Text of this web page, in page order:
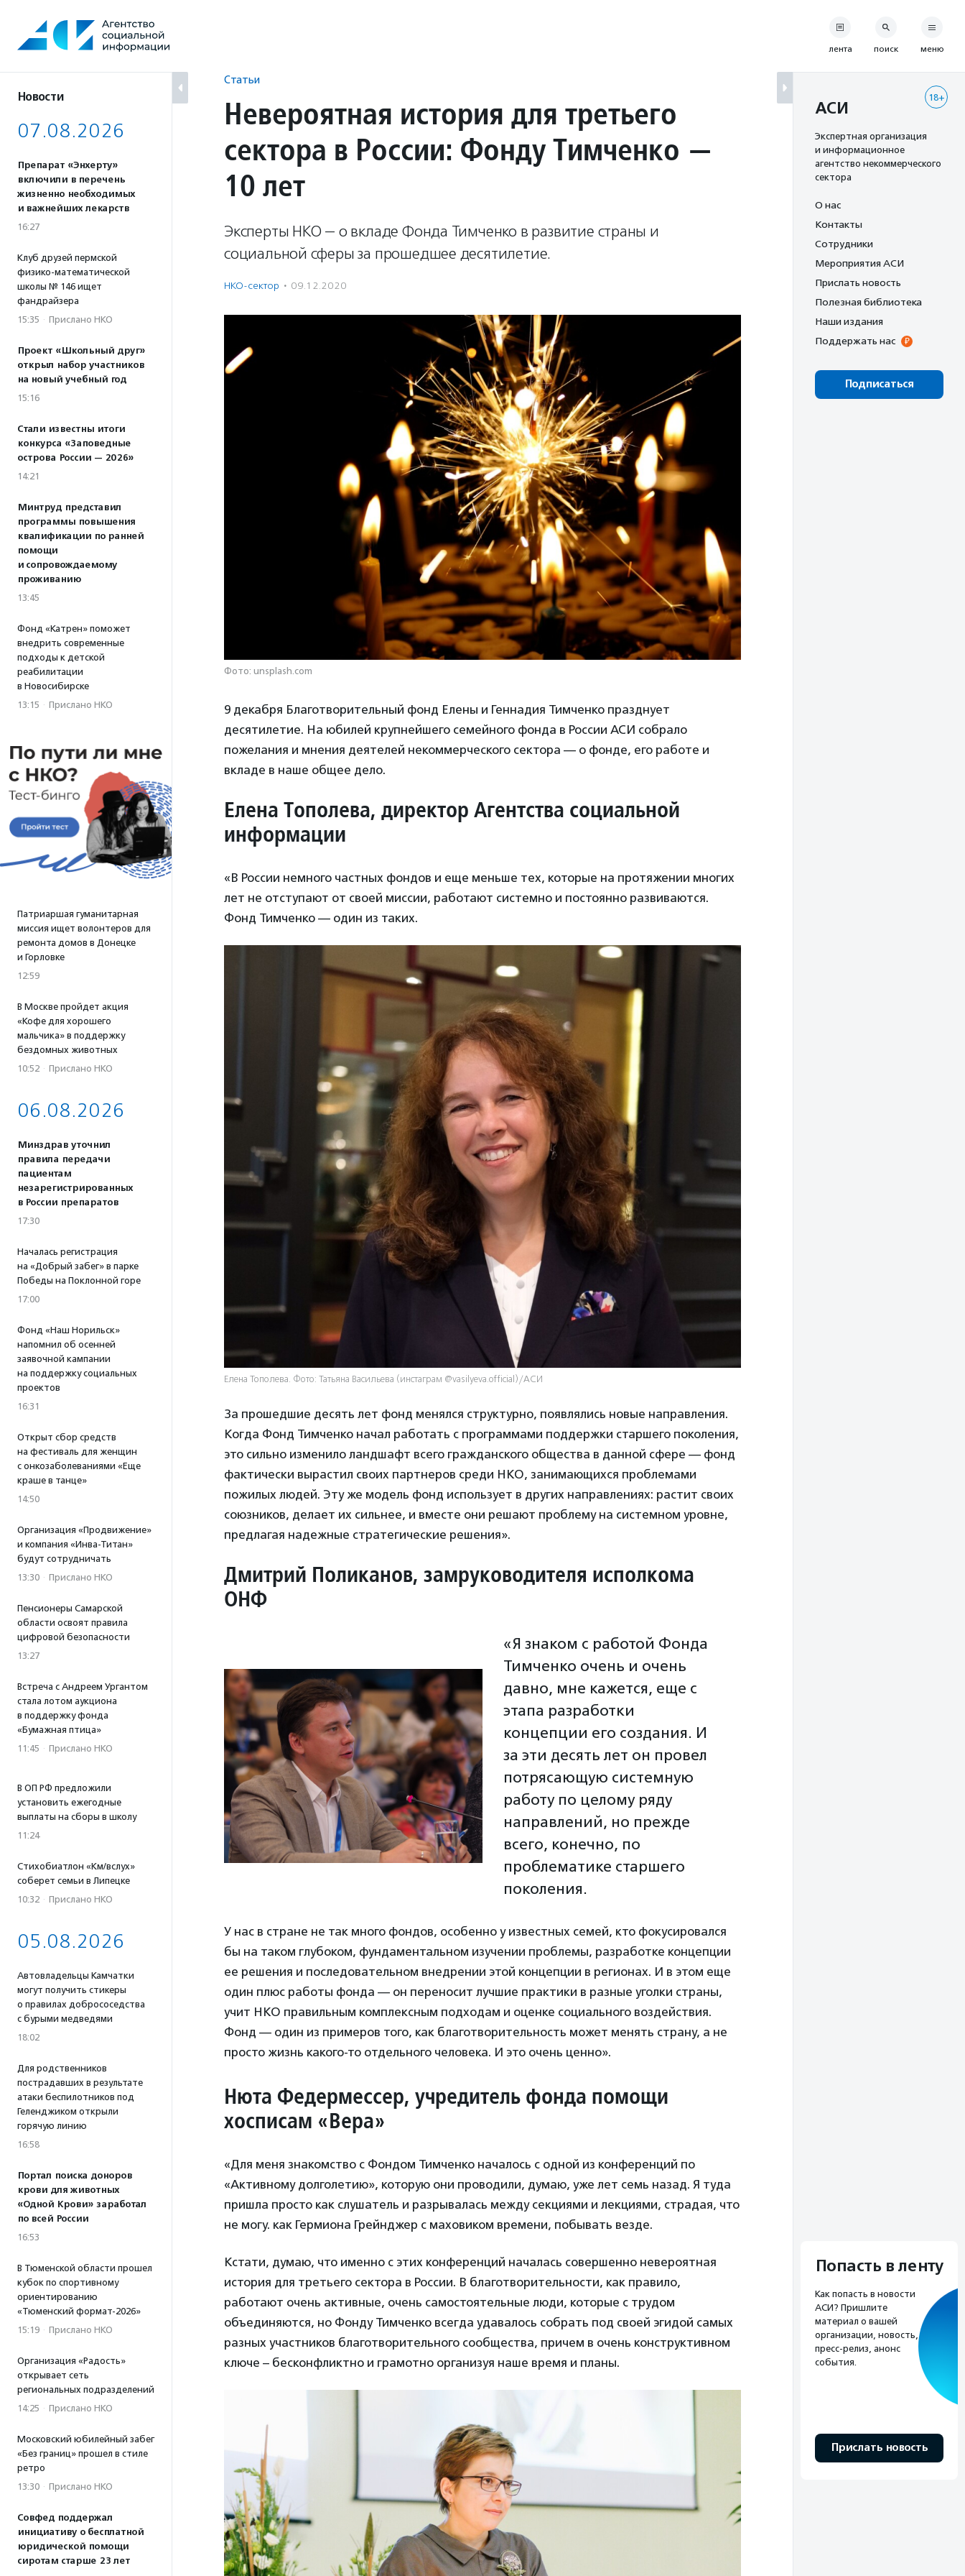
содержанию
Новости
07.08.2026
Препарат «Энхерту»
включили в перечень
жизненно необходимых
и важнейших лекарств
16:27
Клуб друзей пермской
физико-математической
школы № 146 ищет
фандрайзера
15:35 · Прислано НКО
Проект «Школьный друг»
открыл набор участников
на новый учебный год
15:16
Стали известны итоги
конкурса «Заповедные
острова России — 2026»
14:21
Минтруд представил
программы повышения
квалификации по ранней
помощи
и сопровождаемому
проживанию
13:45
Фонд «Катрен» поможет
внедрить современные
подходы к детской
реабилитации
в Новосибирске
13:15 · Прислано НКО
Патриаршая гуманитарная
миссия ищет волонтеров для
ремонта домов в Донецке
и Горловке
12:59
В Москве пройдет акция
«Кофе для хорошего
мальчика» в поддержку
бездомных животных
10:52 · Прислано НКО
06.08.2026
Минздрав уточнил
правила передачи
пациентам
незарегистрированных
в России препаратов
17:30
Началась регистрация
на «Добрый забег» в парке
Победы на Поклонной горе
17:00
Фонд «Наш Норильск»
напомнил об осенней
заявочной кампании
на поддержку социальных
проектов
16:31
Открыт сбор средств
на фестиваль для женщин
с онкозаболеваниями «Еще
краше в танце»
14:50
Организация «Продвижение»
и компания «Инва-Титан»
будут сотрудничать
13:30 · Прислано НКО
Пенсионеры Самарской
области освоят правила
цифровой безопасности
13:27
Встреча с Андреем Ургантом
стала лотом аукциона
в поддержку фонда
«Бумажная птица»
11:45 · Прислано НКО
В ОП РФ предложили
установить ежегодные
выплаты на сборы в школу
11:24
Стихобиатлон «Км/вслух»
соберет семьи в Липецке
10:32 · Прислано НКО
05.08.2026
Автовладельцы Камчатки
могут получить стикеры
о правилах добрососедства
с бурыми медведями
18:02
Для родственников
пострадавших в результате
атаки беспилотников под
Геленджиком открыли
горячую линию
16:58
Портал поиска доноров
крови для животных
«Одной Крови» заработал
по всей России
16:53
В Тюменской области прошел
кубок по спортивному
ориентированию
«Тюменский формат-2026»
15:19 · Прислано НКО
Организация «Радость»
открывает сеть
региональных подразделений
14:25 · Прислано НКО
Московский юбилейный забег
«Без границ» прошел в стиле
ретро
13:30 · Прислано НКО
Совфед поддержал
инициативу о бесплатной
юридической помощи
сиротам старше 23 лет
Статьи
Невероятная история для третьего
сектора в России: Фонду Тимченко —
10 лет
Эксперты НКО — о вкладе Фонда Тимченко в развитие страны и
социальной сферы за прошедшее десятилетие.
НКО-сектор · 09.12.2020
Фото: unsplash.com
9 декабря Благотворительный фонд Елены и Геннадия Тимченко празднует
десятилетие. На юбилей крупнейшего семейного фонда в России АСИ собрало
пожелания и мнения деятелей некоммерческого сектора — о фонде, его работе и
вкладе в наше общее дело.
Елена Тополева, директор Агентства социальной
информации
«В России немного частных фондов и еще меньше тех, которые на протяжении многих
лет не отступают от своей миссии, работают системно и постоянно развиваются.
Фонд Тимченко — один из таких.
Елена Тополева. Фото: Татьяна Васильева (инстаграм @vasilyeva.official)/АСИ
За прошедшие десять лет фонд менялся структурно, появлялись новые направления.
Когда Фонд Тимченко начал работать с программами поддержки старшего поколения,
это сильно изменило ландшафт всего гражданского общества в данной сфере — фонд
фактически вырастил своих партнеров среди НКО, занимающихся проблемами
пожилых людей. Эту же модель фонд использует в других направлениях: растит своих
союзников, делает их сильнее, и вместе они решают проблему на системном уровне,
предлагая надежные стратегические решения».
Дмитрий Поликанов, замруководителя исполкома
ОНФ
«Я знаком с работой Фонда
Тимченко очень и очень
давно, мне кажется, еще с
этапа разработки
концепции его создания. И
за эти десять лет он провел
потрясающую системную
работу по целому ряду
направлений, но прежде
всего, конечно, по
проблематике старшего
поколения.
У нас в стране не так много фондов, особенно у известных семей, кто фокусировался
бы на таком глубоком, фундаментальном изучении проблемы, разработке концепции
ее решения и последовательном внедрении этой концепции в регионах. И в этом еще
один плюс работы фонда — он переносит лучшие практики в разные уголки страны,
учит НКО правильным комплексным подходам и оценке социального воздействия.
Фонд — один из примеров того, как благотворительность может менять страну, а не
просто жизнь какого-то отдельного человека. И это очень ценно».
Нюта Федермессер, учредитель фонда помощи
хосписам «Вера»
«Для меня знакомство с Фондом Тимченко началось с одной из конференций по
«Активному долголетию», которую они проводили, думаю, уже лет семь назад. Я туда
пришла просто как слушатель и разрывалась между секциями и лекциями, страдая, что
не могу. как Гермиона Грейнджер с маховиком времени, побывать везде.
Кстати, думаю, что именно с этих конференций началась совершенно невероятная
история для третьего сектора в России. В благотворительности, как правило,
работают очень активные, очень самостоятельные люди, которые с трудом
объединяются, но Фонду Тимченко всегда удавалось собрать под своей эгидой самых
разных участников благотворительного сообщества, причем в очень конструктивном
ключе – бесконфликтно и грамотно организуя наше время и планы.
лента поиск меню
18+
АСИ
Экспертная организация
и информационное
агентство некоммерческого
сектора
О нас
Контакты
Сотрудники
Мероприятия АСИ
Прислать новость
Полезная библиотека
Наши издания
Поддержать нас
Подписаться
Попасть в ленту
Как попасть в новости
АСИ? Пришлите
материал о вашей
организации, новость,
пресс-релиз, анонс
события.
Прислать новость